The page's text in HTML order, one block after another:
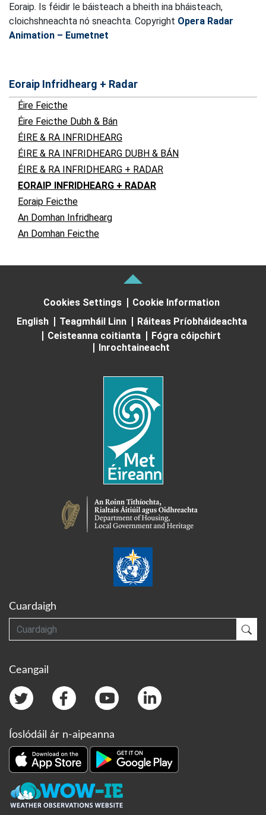
Eoraip. Is féidir le báisteach a bheith ina bháisteach,
cloichshneachta nó sneachta. Copyright Opera Radar
Animation – Eumetnet
Eoraip Infridhearg + Radar
Éire Feicthe
Éire Feicthe Dubh & Bán
ÉIRE & RA INFRIDHEARG
ÉIRE & RA INFRIDHEARG DUBH & BÁN
ÉIRE & RA INFRIDHEARG + RADAR
EORAIP INFRIDHEARG + RADAR
Eoraip Feicthe
An Domhan Infridhearg
An Domhan Feicthe
Cookies Settings
Cookie Information
English
Teagmháil Linn
Ráiteas Príobháideachta
Ceisteanna coitianta
Fógra cóipchirt
Inrochtaineacht
Cuardaigh
Cuardaigh
Ceangail
Íoslódáil ár n-aipeanna